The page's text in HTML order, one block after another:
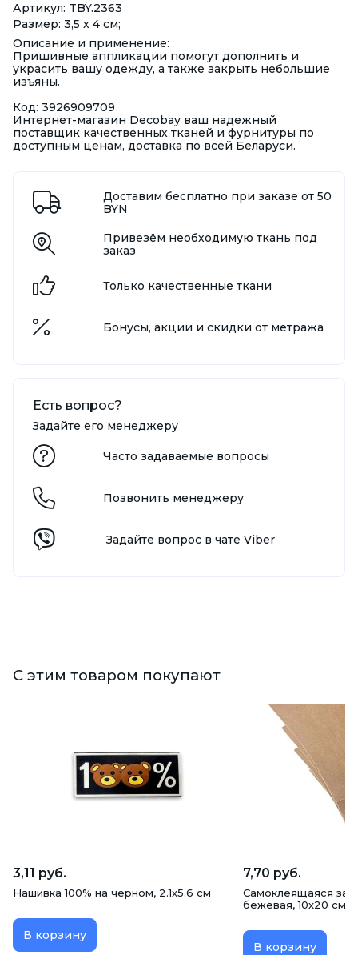
Артикул: TBY.2363
Размер: 3,5 х 4 см;
Описание и применение:
Пришивные аппликации помогут дополнить и
украсить вашу одежду, а также закрыть небольшие
изъяны.
Код: 3926909709
Интернет-магазин Decobay ваш надежный
поставщик качественных тканей и фурнитуры по
доступным ценам, доставка по всей Беларуси.
Доставим бесплатно при заказе от 50
BYN
Привезём необходимую ткань под
заказ
Только качественные ткани
Бонусы, акции и скидки от метража
Есть вопрос?
Задайте его менеджеру
Часто задаваемые вопросы
Позвонить менеджеру
Задайте вопрос в чате Viber
С этим товаром покупают
3,11 руб.
Нашивка 100% на черном, 2.1х5.6 см
В корзину
7,70 руб.
Самоклеящаяся
бежевая, 10х20 см
В корзину